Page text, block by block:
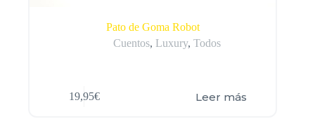
Pato de Goma Robot
Cuentos, Luxury, Todos
19,95€ Leer más